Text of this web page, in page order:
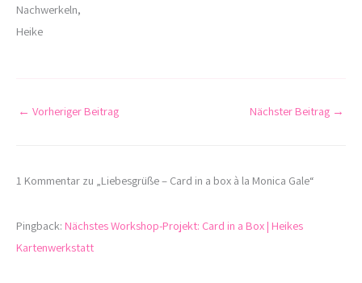
Nachwerkeln,
Heike
← Vorheriger Beitrag Nächster Beitrag →
1 Kommentar zu „Liebesgrüße – Card in a box à la Monica Gale“
Pingback: Nächstes Workshop-Projekt: Card in a Box | Heikes
Kartenwerkstatt